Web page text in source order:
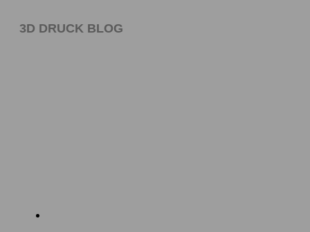
3D DRUCK BLOG